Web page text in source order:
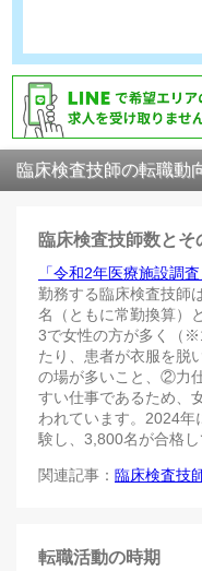
臨床検査技師の転職動
臨床検査技師数とそ
「令和2年医療施設調
勤務する臨床検査技師
名（ともに常勤換算）
3で女性の方が多く（
たり、患者が衣服を脱
の場が多いこと、②力
すい仕事であるため、
われています。2024年
験し、3,800名が合格し
関連記事： 臨床検査技
転職活動の時期